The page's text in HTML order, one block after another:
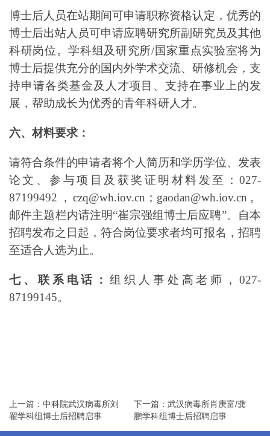
博士后人员在站期间可申请职称资格认定，优秀的
博士后出站人员可申请应聘研究所副研究员及其他
科研岗位。学科组及研究所/国家重点实验室将为
博士后提供充分的国内外学术交流、研修机会，支
持申请各类基金及人才项目、支持在事业上的发
展，帮助成长为优秀的青年科研人才。
六、材料要求：
请符合条件的申请者将个人简历和学历学位、发表
论文、参与项目及获奖证明材料发至：027-
87199492，czq@wh.iov.cn；gaodan@wh.iov.cn。
邮件主题栏内请注明“崔宗强组博士后应聘”。自本
招聘发布之日起，符合岗位要求者均可报名，招聘
至适合人选为止。
七、联系电话：组织人事处高老师，027-
87199145。
上一篇：中科院武汉病毒所刘
翟学科组博士后招聘启事
下一篇：武汉病毒所肖庚富/龚
鹏学科组博士后招聘启事